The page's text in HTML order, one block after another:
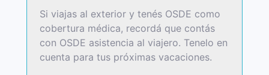
Si viajas al exterior y tenés OSDE como
cobertura médica, recordá que contás
con OSDE asistencia al viajero. Tenelo en
cuenta para tus próximas vacaciones.